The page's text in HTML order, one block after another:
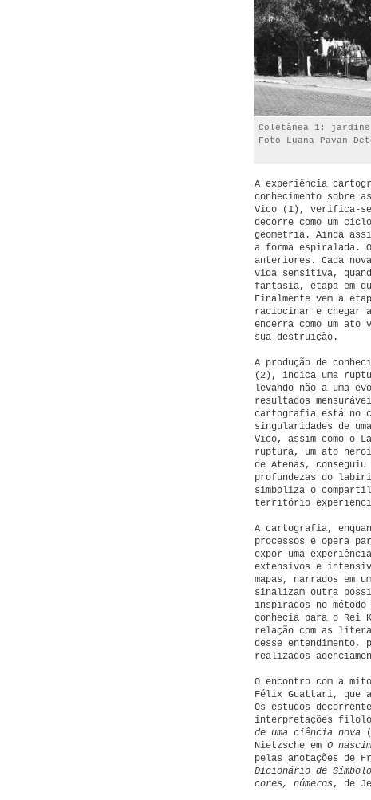
Coletânea 1:
Foto Luana Pavan
A experiência
conhecimento sobre
Vico (1), verifica-se
decorre como um
geometria. Ainda
a forma espiralada.
anteriores. Cada
vida sensitiva,
fantasia, etapa em
Finalmente vem a
raciocinar e chegar
encerra como um
sua destruição.
A produção de
(2), indica uma
levando não a uma
resultados
cartografia está no
singularidades de
Vico, assim como o
ruptura, um ato
de Atenas,
profundezas do
simboliza o
território
A cartografia,
processos e opera
expor uma
extensivos e
mapas, narrados em
sinalizam outra
inspirados no
conhecia para o Rei
relação com as
desse entendimento,
realizados
O encontro com a
Félix Guattari, que
Os estudos
interpretações
de uma ciência nova
Nietzsche em O
pelas anotações de
Dicionário de
cores, números, de